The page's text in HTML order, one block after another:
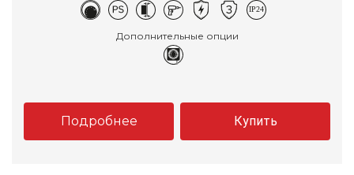
Дополнительные опции
Подробнее Купить